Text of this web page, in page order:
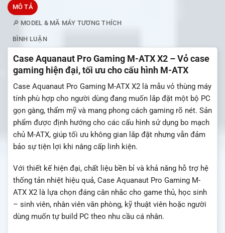
MÔ TẢ
🔎 MODEL & MÃ MÁY TƯƠNG THÍCH
BÌNH LUẬN
Case Aquanaut Pro Gaming M-ATX X2 – Vỏ case
gaming hiện đại, tối ưu cho cấu hình M-ATX
Case Aquanaut Pro Gaming M-ATX X2 là mẫu vỏ thùng máy
tính phù hợp cho người dùng đang muốn lắp đặt một bộ PC
gọn gàng, thẩm mỹ và mang phong cách gaming rõ nét. Sản
phẩm được định hướng cho các cấu hình sử dụng bo mạch
chủ M-ATX, giúp tối ưu không gian lắp đặt nhưng vẫn đảm
bảo sự tiện lợi khi nâng cấp linh kiện.
Với thiết kế hiện đại, chất liệu bền bỉ và khả năng hỗ trợ hệ
thống tản nhiệt hiệu quả, Case Aquanaut Pro Gaming M-
ATX X2 là lựa chọn đáng cân nhắc cho game thủ, học sinh
– sinh viên, nhân viên văn phòng, kỹ thuật viên hoặc người
dùng muốn tự build PC theo nhu cầu cá nhân.